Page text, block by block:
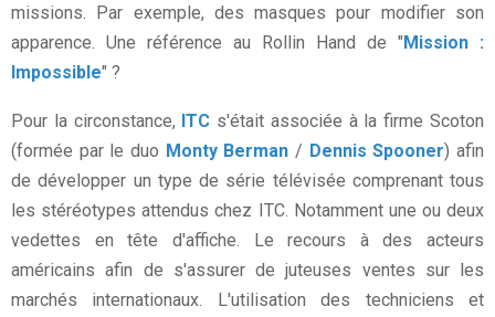
missions. Par exemple, des masques pour modifier son
apparence. Une référence au Rollin Hand de "Mission :
Impossible" ?
Pour la circonstance, ITC s'était associée à la firme Scoton
(formée par le duo Monty Berman / Dennis Spooner) afin
de développer un type de série télévisée comprenant tous
les stéréotypes attendus chez ITC. Notamment une ou deux
vedettes en tête d'affiche. Le recours à des acteurs
américains afin de s'assurer de juteuses ventes sur les
marchés internationaux. L'utilisation des techniciens et